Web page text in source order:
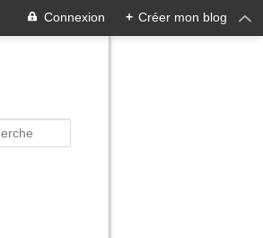
Connexion + Créer mon blog